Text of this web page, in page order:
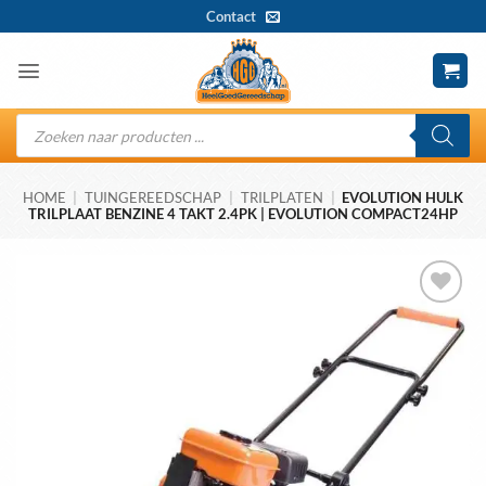
naar
inhoud
Contact
Producten
zoeken
HOME TUINGEREEDSCHAP TRILPLATEN
EVOLUTION HULK
TRILPLAAT BENZINE 4 TAKT 2.4PK | EVOLUTION COMPACT24HP